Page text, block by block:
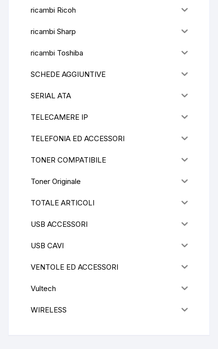
ricambi Ricoh
ricambi Sharp
ricambi Toshiba
SCHEDE AGGIUNTIVE
SERIAL ATA
TELECAMERE IP
TELEFONIA ED ACCESSORI
TONER COMPATIBILE
Toner Originale
TOTALE ARTICOLI
USB ACCESSORI
USB CAVI
VENTOLE ED ACCESSORI
Vultech
WIRELESS